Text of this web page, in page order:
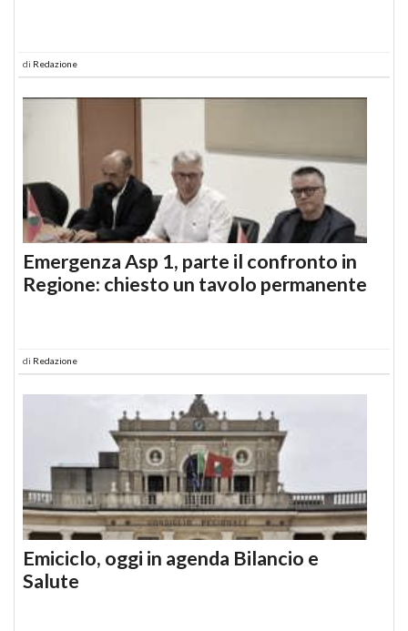
di Redazione
Emergenza Asp 1, parte il confronto in
Regione: chiesto un tavolo permanente
di Redazione
Emiciclo, oggi in agenda Bilancio e
Salute